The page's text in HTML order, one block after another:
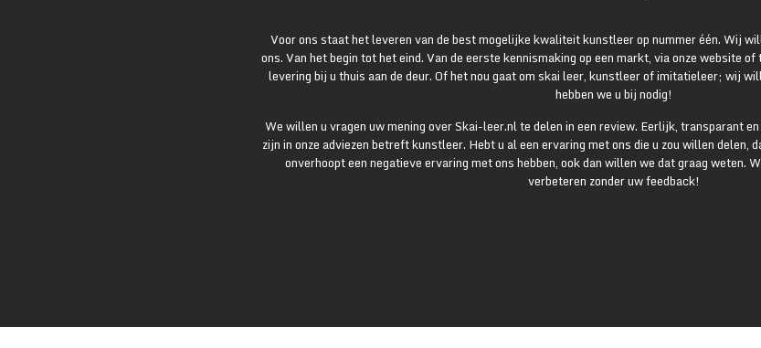
Voor ons staat het leveren van de best mogelijke kwaliteit kunstleer op nummer één. Wij
ons. Van het begin tot het eind. Van de eerste kennismaking op een markt, via onze website
levering bij u thuis aan de deur. Of het nou gaat om skai leer, kunstleer of imitatieleer; wij
hebben we u bij nodig!
We willen u vragen uw mening over Skai-leer.nl te delen in een review. Eerlijk, transparant
zijn in onze adviezen betreft kunstleer. Hebt u al een ervaring met ons die u zou willen delen,
onverhoopt een negatieve ervaring met ons hebben, ook dan willen we dat graag weten.
verbeteren zonder uw feedback!